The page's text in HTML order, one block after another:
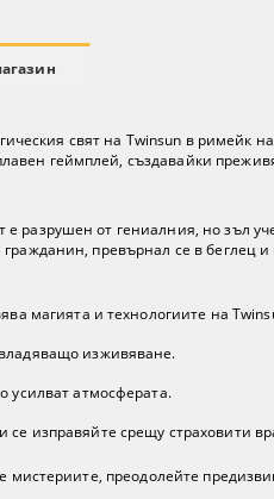
свят на Twinsun в римейк
геймплей, създавайки
разрушен от гениалния, но зъл
превърнал се в беглец
магията и технологиите на
изживяване.
усилват атмосферата.
изправяйте срещу страховити
мистериите, преодолейте